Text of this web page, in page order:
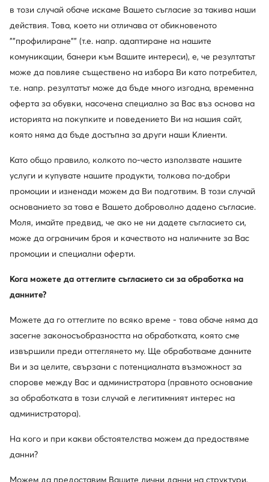
Сникърси · Тъмночервен
64,99€
Сникърси · Бял
129,99€
още 25% Код: SUMMER
Нови
Mizuno
Сникърси · Бял
159,99€
още 25% Код: SUMMER
Нови
Calvin Klein
Сникърси · Тъмнокафяв
още 25% Код: SUMMER
Guess
още 10% Код: SUMMER
в този случай обаче искаме Вашето съгласие за такива наши
действия. Това, което ни отличава от обикновеното
""профилиране"" (т.е. напр. адаптиране на нашите
комуникации, банери към Вашите интереси), е, че резултатът
може да повлияе съществено на избора Ви като потребител,
т.е. напр. резултатът може да бъде много изгодна, временна
оферта за обувки, насочена специално за Вас въз основа на
историята на покупките и поведението Ви на нашия сайт,
която няма да бъде достъпна за други наши Клиенти.
Като общо правило, колкото по-често използвате нашите
услуги и купувате нашите продукти, толкова по-добри
промоции и изненади можем да Ви подготвим. В този случай
основанието за това е Вашето доброволно дадено съгласие.
Моля, имайте предвид, че ако не ни дадете съгласието си,
може да ограничим броя и качеството на наличните за Вас
промоции и специални оферти.
Кога можете да оттеглите съгласието си за обработка на
данните?
Можете да го оттеглите по всяко време - това обаче няма да
засегне законосъобразността на обработката, която сме
извършили преди оттеглянето му. Ще обработваме данните
Ви и за целите, свързани с потенциалната възможност за
спорове между Вас и администратора (правното основание
за обработката в този случай е легитимният интерес на
администратора).
На кого и при какви обстоятелства можем да предоствяме
данни?
Можем да предоставим Вашите лични данни на структури,